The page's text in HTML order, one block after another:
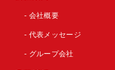
- 会社概要
- 代表メッセージ
- グループ会社